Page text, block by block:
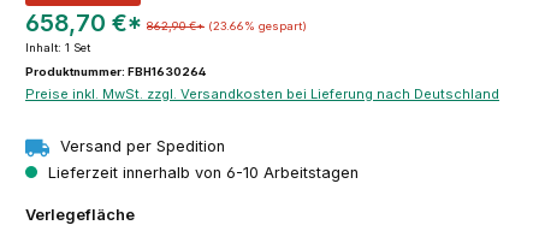
658,70 €* 862,90 €* (23.66% gespart)
Inhalt: 1 Set
Produktnummer: FBH1630264
Preise inkl. MwSt. zzgl. Versandkosten bei Lieferung nach Deutschland
Versand per Spedition
Lieferzeit innerhalb von 6-10 Arbeitstagen
Verlegeflächeauswählen